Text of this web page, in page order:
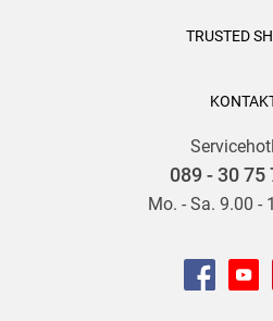
TRUSTED
089 - 30 75
Mo. - Sa. 9.00 -